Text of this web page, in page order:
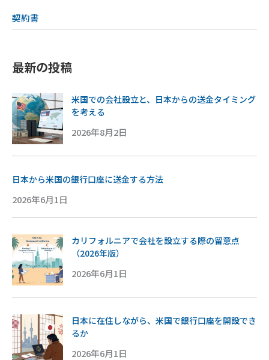
契約書
最新の投稿
米国での会社設立と、日本からの送金タイミング
を考える
2026年8月2日
日本から米国の銀行口座に送金する方法
2026年6月1日
カリフォルニアで会社を設立する際の留意点
（2026年版）
2026年6月1日
日本に在住しながら、米国で銀行口座を開設でき
るか
2026年6月1日